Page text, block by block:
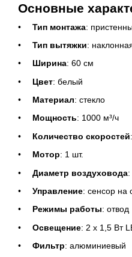
Основные
Тип монтажа:
Тип вытяжки:
Ширина: 60 см
Цвет: белый
Материал: стекло
Мощность: 1000 м³/ч
Количество скоростей
Мотор: 1 шт.
Диаметр воздуховода
Управление: сенсор на
Режимы работы: отвод
Освещение: 2 x 1,5 Вт
Фильтр: алюминиевый